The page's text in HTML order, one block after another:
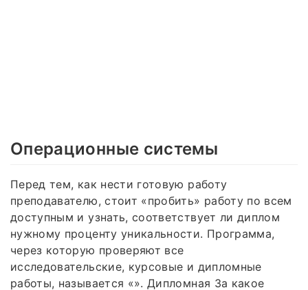
Операционные системы
Перед тем, как нести готовую работу
преподавателю, стоит «пробить» работу по всем
доступным и узнать, соответствует ли диплом
нужному проценту уникальности. Программа,
через которую проверяют все
исследовательские, курсовые и дипломные
работы, называется «». Дипломная За какое